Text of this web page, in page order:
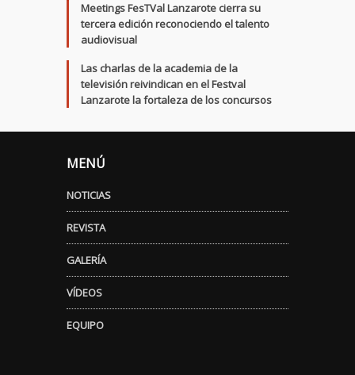
Meetings FesTVal Lanzarote cierra su
tercera edición reconociendo el talento
audiovisual
Las charlas de la academia de la
televisión reivindican en el Festval
Lanzarote la fortaleza de los concursos
MENÚ
NOTICIAS
REVISTA
GALERÍA
VÍDEOS
EQUIPO